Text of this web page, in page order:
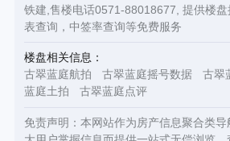
铁建,售楼电话0571-88018677, 提供楼
表查询，中签率查询等免费服务
楼盘相关信息：
古翠蓝庭航拍
古翠蓝庭摇号数据 古翠
蓝庭土拍
古翠蓝庭点评
免责声明：本网站作为房产信息聚合类